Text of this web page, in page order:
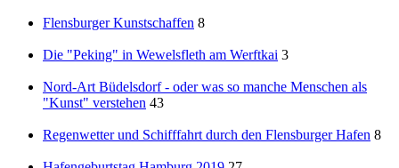
Flensburger Kunstschaffen 8
Die "Peking" in Wewelsfleth am Werftkai 3
Nord-Art Büdelsdorf - oder was so manche Menschen als
"Kunst" verstehen 43
Regenwetter und Schifffahrt durch den Flensburger Hafen 8